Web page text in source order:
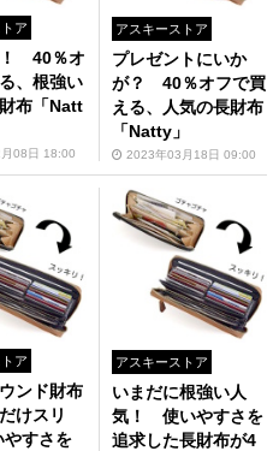
ア
！ 40％オ
、根強い
布「Natt
08日 18:00
アスキーストア
プレゼントにいか
が？ 40％オフで買
える、人気の長財布
「Natty」
2023年03月18日 09:00
ア
ンド財布
けスリ
すさを
アスキーストア
いまだに根強い人
気！ 使いやすさを
追求した長財布が4